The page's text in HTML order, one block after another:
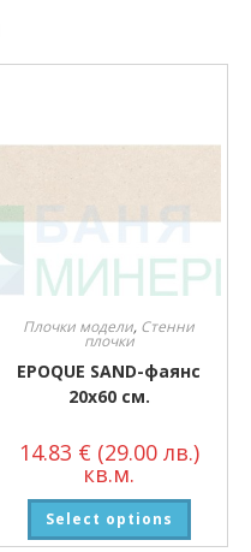
Плочки модели, Стенни
плочки
EPOQUE SAND-фаянс
20х60 см.
14.83 € (29.00 лв.)
кв.м.
Select options